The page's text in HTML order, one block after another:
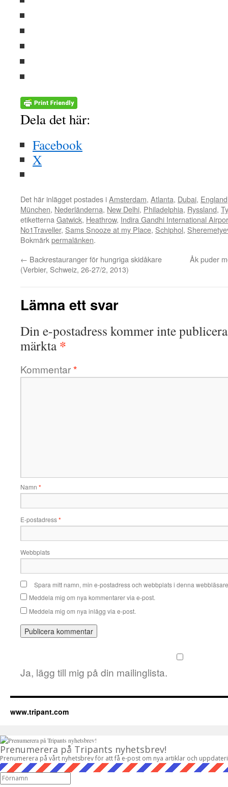
Dela det här:
Facebook
X
Det här inlägget postades iAmsterdam, Atlanta, Dubai, England
München, Nederländerna, New Delhi, Philadelphia, Ryssland,
etiketterna Gatwick, Heathrow, Indira Gandhi International
No1Traveller, Sams Snooze at my Place, Schiphol,
Bokmärkpermalänken.
← Backrestauranger för hungriga skidåkare
(Verbier, Schweiz, 26-27/2, 2013)
Åk puder
Lämna ett svar
Din e-postadress kommer inte
märkta*
Kommentar*
Namn *
E-postadress*
Webbplats
Spara mitt namn, min e-postadress och webbplats i denna
Meddela mig om nya kommentarer via e-post.
Meddela mig om nya inlägg via e-post.
Ja, lägg till mig på din mailinglista.
www.tripant.com
Prenumerera på Tripants nyhetsbrev!
Prenumerera på vårt nyhetsbrev för att få e-post om nya artiklar och